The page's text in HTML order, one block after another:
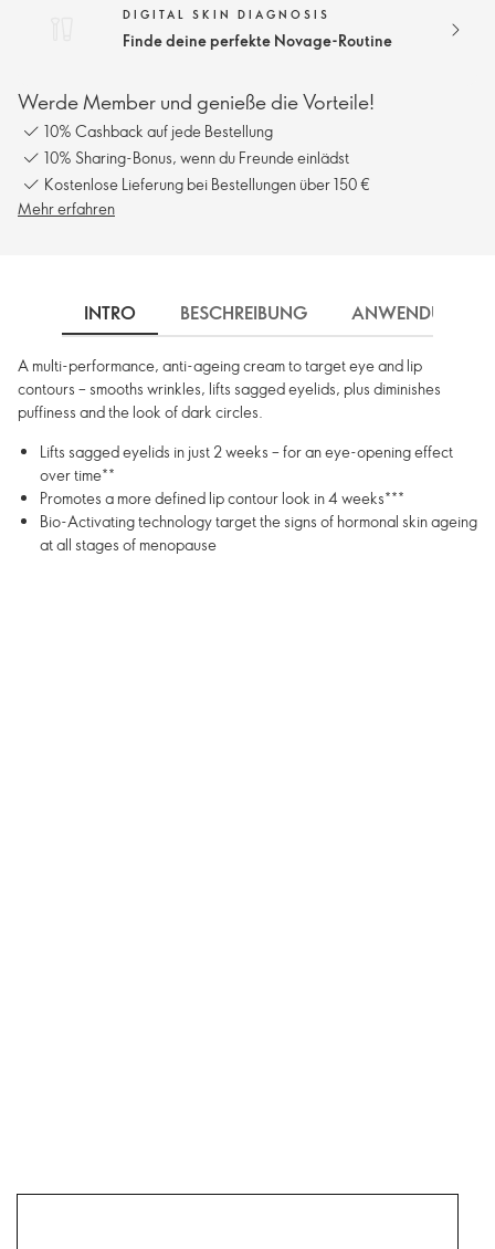
DIGITAL SKIN DIAGNOSIS
Finde deine perfekte Novage-Routine
Werde Member und genieße die Vorteile!
10% Cashback auf jede Bestellung
10% Sharing-Bonus, wenn du Freunde einlädst
Kostenlose Lieferung bei Bestellungen über 150 €
Mehr erfahren
INTRO BESCHREIBUNG ANWENDUNG
A multi-performance, anti-ageing cream to target eye and lip
contours – smooths wrinkles, lifts sagged eyelids, plus diminishes
puffiness and the look of dark circles.
Lifts sagged eyelids in just 2 weeks – for an eye-opening effect
over time**
Promotes a more defined lip contour look in 4 weeks***
Bio-Activating technology target the signs of hormonal skin ageing
at all stages of menopause